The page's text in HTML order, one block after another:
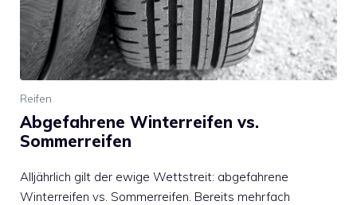
Reifen
Abgefahrene Winterreifen vs.
Sommerreifen
Alljährlich gilt der ewige Wettstreit: abgefahrene
Winterreifen vs. Sommerreifen. Bereits mehrfach